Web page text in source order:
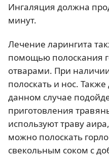
Ингаляция должна
минут.
Лечение ларингита
помощью полоскания
отварами. При
полоскать и нос.
данном случае
приготовления
используют траву
можно полоскать
свекольным соком с